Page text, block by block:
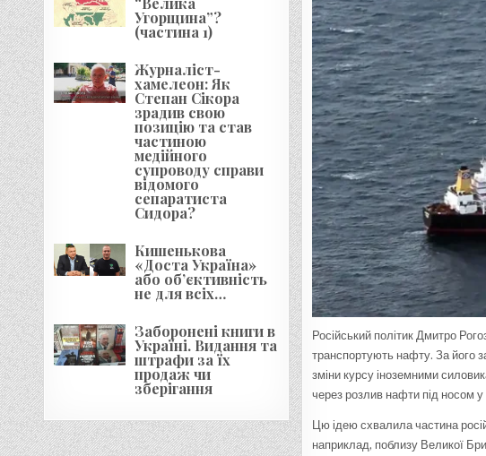
Угорщина”?
(частина 1)
Журналіст-
хамелеон: Як
Степан Сікора
зрадив свою
позицію та став
частиною
медійного
супроводу справи
відомого
сепаратиста
Сидора?
Кишенькова
«Доста Україна»
або об’єктивність
не для всіх…
Заборонені книги в
Україні. Видання та
штрафи за їх
продаж чи
зберігання
Російський політик Дмитро
транспортують нафту. За його
зміни курсу іноземними
через розлив нафти під носом у
Цю ідею схвалила частина
наприклад, поблизу Великої